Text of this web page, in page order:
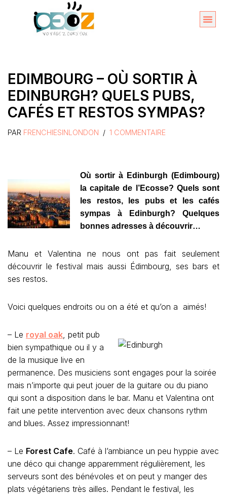
EDIMBOURG – OÙ SORTIR À
EDINBURGH? QUELS PUBS,
CAFÉS ET RESTOS SYMPAS?
PAR FRENCHIESINLONDON 1 COMMENTAIRE
Où sortir à Edinburgh (Edimbourg)
la capitale de l’Ecosse? Quels sont
les restos, les pubs et les cafés
sympas à Edinburgh? Quelques
bonnes adresses à découvrir…
Manu et Valentina ne nous ont pas fait seulement
découvrir le festival mais aussi Édimbourg, ses bars et
ses restos.
Voici quelques endroits ou on a été et qu’on a aimés!
– Le royal oak, petit pub
bien sympathique ou il y a
de la musique live en
permanence. Des musiciens sont engages pour la soirée
mais n’importe qui peut jouer de la guitare ou du piano
qui sont a disposition dans le bar. Manu et Valentina ont
fait une petite intervention avec deux chansons rythm
and blues. Assez impressionnant!
– Le Forest Cafe. Café à l’ambiance un peu hyppie avec
une déco qui change apparemment régulièrement, les
serveurs sont des bénévoles et on peut y manger des
plats végétariens très ailles. Pendant le festival, les